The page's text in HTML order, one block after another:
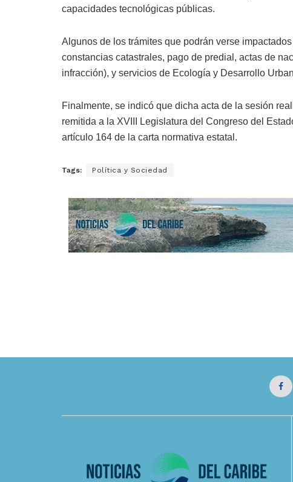
capacidades tecnológicas públicas.
Algunos de los trámites que podrán verse
constancias catastrales, pago de predial, actas de
infracción), y servicios de Ecología y Desarrollo
Finalmente, se indicó que dicha acta de la sesión
remitida a la XVIII Legislatura del Congreso del
artículo 164 de la carta normativa estatal.
Tags: Política y Sociedad